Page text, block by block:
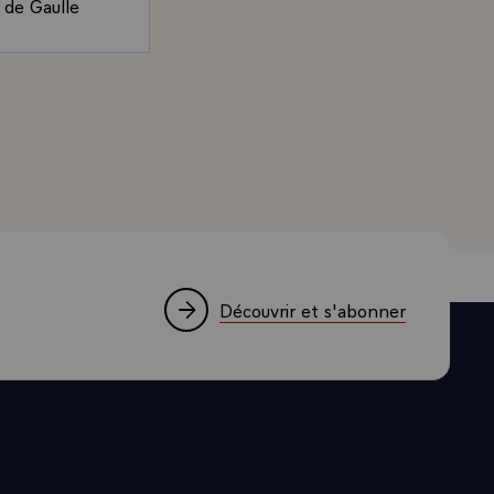
avoir un
les
pouvons
de la République, sur les relations franco-
Découvrir et s'abonner